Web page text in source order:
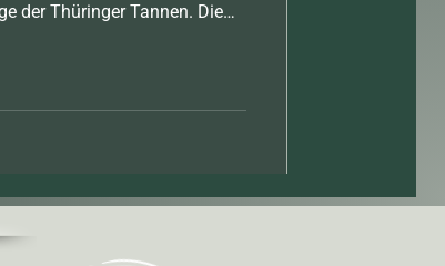
der Thüringer Tannen. Die